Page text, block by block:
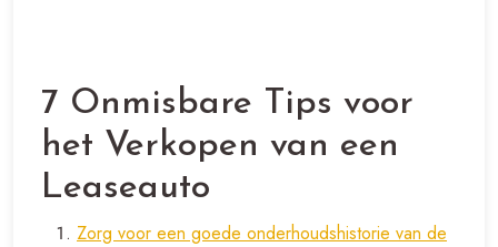
7 Onmisbare Tips voor
het Verkopen van een
Leaseauto
Zorg voor een goede onderhoudshistorie van de